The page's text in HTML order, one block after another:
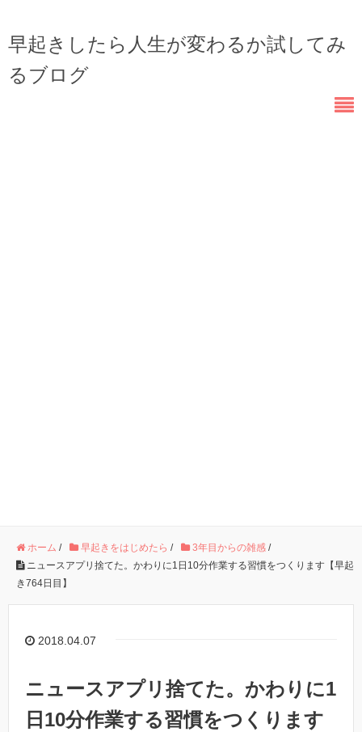
早起きしたら人生が変わるか試してみ
るブログ
ホーム / 早起きをはじめたら / 3年目からの雑感 /
ニュースアプリ捨てた。かわりに1日10分作業する習慣をつくります【早起
き764日目】
2018.04.07
ニュースアプリ捨てた。かわりに1
日10分作業する習慣をつくります